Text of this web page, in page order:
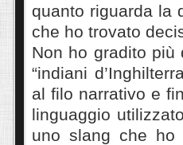
quanto riguarda la
che ho trovato
Non ho gradito
“indiani
al filo narrativo e
linguaggio
uno slang che ho